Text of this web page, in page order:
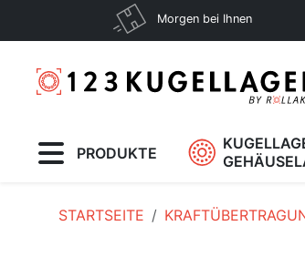
Morgen bei Ihnen
PRODUKTE
STARTSEITE